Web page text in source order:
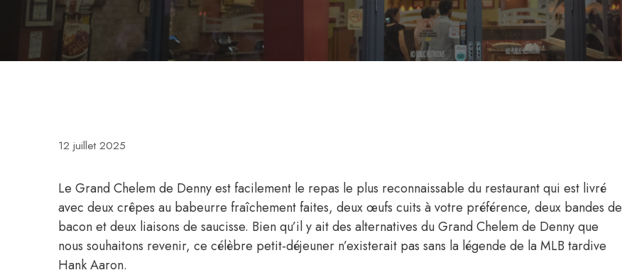
12 juillet 2025
Le Grand Chelem de Denny est facilement le repas le plus reconnaissable du restaurant qui est livré
avec deux crêpes au babeurre fraîchement faites, deux œufs cuits à votre préférence, deux bandes de
bacon et deux liaisons de saucisse. Bien qu’il y ait des alternatives du Grand Chelem de Denny que
nous souhaitons revenir, ce célèbre petit-déjeuner n’existerait pas sans la légende de la MLB tardive
Hank Aaron.